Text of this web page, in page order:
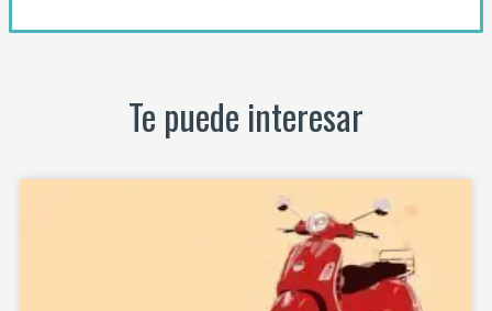
Te puede interesar